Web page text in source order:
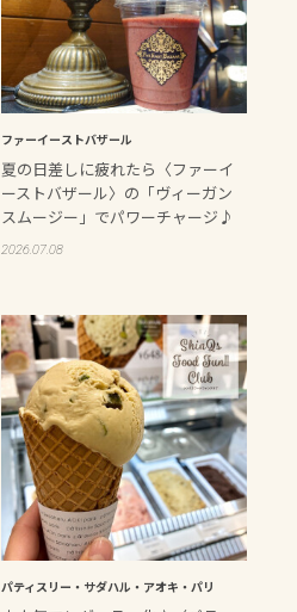
ファーイーストバザール
夏の日差しに疲れたら〈ファーイ
ーストバザール〉の「ヴィーガン
スムージー」でパワーチャージ♪
2026.07.08
パティスリー・サダハル・アオキ・パリ